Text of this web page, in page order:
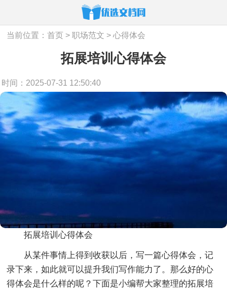
当前位置：首页 >职场范文 >心得体会
拓展培训心得体会
时间：2025-07-31 12:50:40
拓展培训心得体会
从某件事情上得到收获以后，写一篇心得体会，记
录下来，如此就可以提升我们写作能力了。那么好的心
得体会是什么样的呢？下面是小编帮大家整理的拓展培